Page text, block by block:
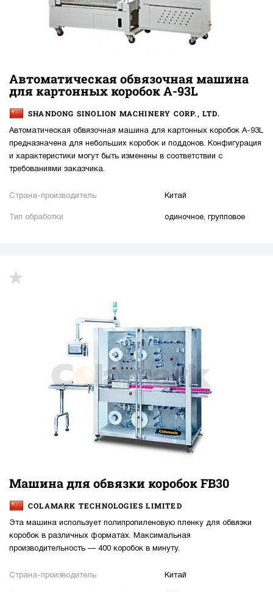
Автоматическая обвязочная машина
для картонных коробок A-93L
SHANDONG SINOLION MACHINERY CORP., LTD.
Автоматическая обвязочная машина для картонных коробок A-93L
предназначена для небольших коробок и поддонов. Конфигурация
и характеристики могут быть изменены в соответствии с
требованиями заказчика.
Страна-производитель Китай
Тип обработки одиночное, групповое
Машина для обвязки коробок FB30
COLAMARK TECHNOLOGIES LIMITED
Эта машина использует полипропиленовую пленку для обвязки
коробок в различных форматах. Максимальная
производительность — 400 коробок в минуту.
Страна-производитель Китай